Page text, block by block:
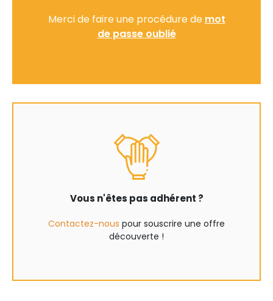
Merci de faire une procédure de mot
de passe oublié
Vous n'êtes pas adhérent ?
Contactez-nous pour souscrire une offre
découverte !